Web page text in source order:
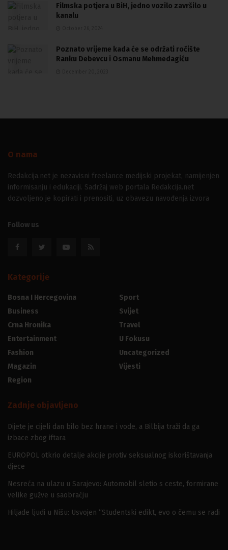
Filmska potjera u BiH, jedno vozilo završilo u
kanalu
Poznato vrijeme kada će se održati ročište
Ranku Debevcu i Osmanu Mehmedagiću
O nama
Redakcija.net je nezavisni freelance medijski projekat, namijenjen
informisanju i edukaciji. Sadržaj web portala Redakcija.net
dozvoljeno je kopirati i prenositi, uz obavezu navođenja izvora
Follow us
Kategorije
Bosna I Hercegovina
Business
Crna Hronika
Entertainment
Fashion
Magazin
Region
Sport
Svijet
Travel
U Fokusu
Uncategorized
Vijesti
Zadnje objavljeno
Dijete je cijeli dan bilo bez hrane i vode, a Bilbija traži da ga
izbace zbog iftara
EUROPOL otkrio detalje akcije protiv seksualnog iskorištavanja
djece
Nesreća na ulazu u Sarajevo: Automobil sletio s ceste, formirane
velike gužve u saobraćju
Hiljade ljudi u Nišu: Usvojen “Studentski edikt, evo o čemu se radi